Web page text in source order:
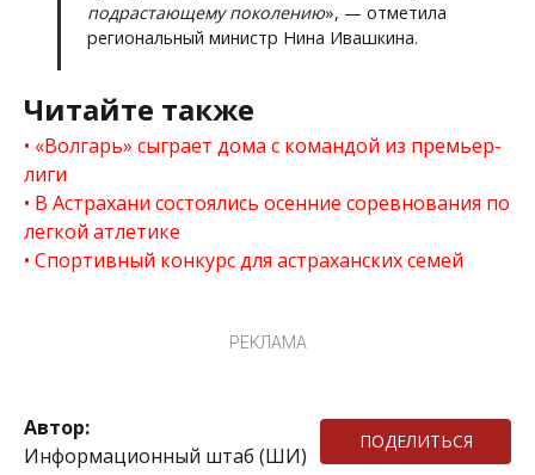
подрастающему поколению», — отметила
региональный министр Нина Ивашкина.
Читайте также
«Волгарь» сыграет дома с командой из премьер-
лиги
В Астрахани состоялись осенние соревнования по
легкой атлетике
Спортивный конкурс для астраханских семей
РЕКЛАМА
Автор:
Информационный штаб (ШИ)
ПОДЕЛИТЬСЯ